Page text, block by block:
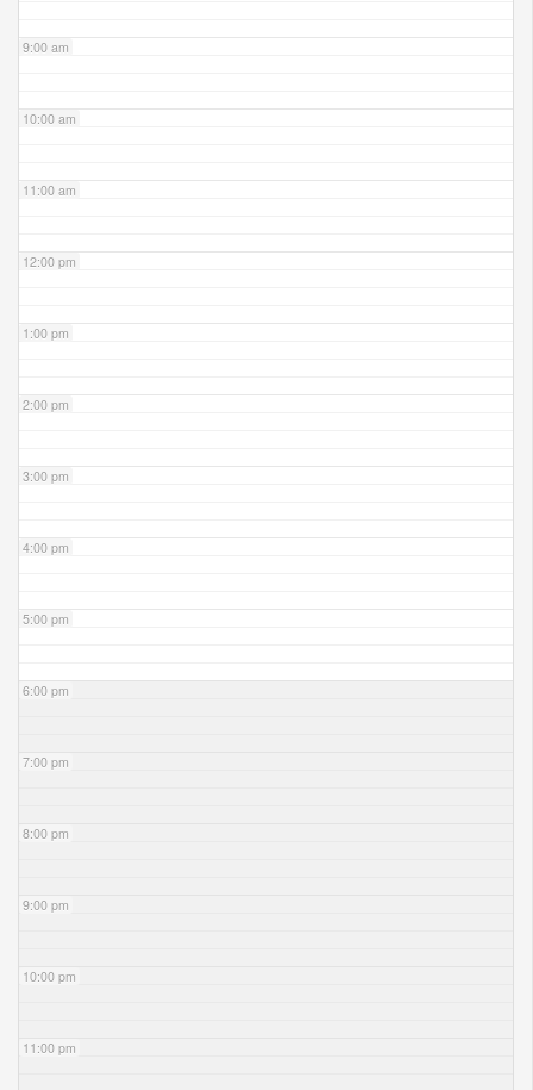
9:00 am
10:00 am
11:00 am
12:00 pm
1:00 pm
2:00 pm
3:00 pm
4:00 pm
5:00 pm
6:00 pm
7:00 pm
8:00 pm
9:00 pm
10:00 pm
11:00 pm